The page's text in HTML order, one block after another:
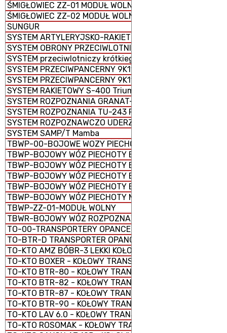
ŚMIGŁOWIEC ZZ-01 MODUŁ WOLNY
ŚMIGŁOWIEC ZZ-02 MODUŁ WOLNY
SUNGUR
SYSTEM ARTYLERYJSKO-RAKIETOWY 2K22 Tunguska
SYSTEM OBRONY PRZECIWLOTNICZEJ M1097 AVENGER
SYSTEM przeciwlotniczy krótkiego zasięgu Crotale NG
SYSTEM PRZECIWPANCERNY 9K115-2 METYS-M
SYSTEM PRZECIWPANCERNY 9K119 REFLEKS
SYSTEM RAKIETOWY S-400 Triumf
SYSTEM ROZPOZNANIA GRANAT-1
SYSTEM ROZPOZNANIA TU-243 REJS-D
SYSTEM ROZPOZNAWCZO UDERZENIOWY ORION
SYSTEM SAMP/T Mamba
TBWP-00-BOJOWE WOZY PIECHOTY
TBWP-BOJOWY WÓZ PIECHOTY BORSUK
TBWP-BOJOWY WÓZ PIECHOTY BWP-1 (BMP-1)
TBWP-BOJOWY WÓZ PIECHOTY BWP-2 (BMP-2)
TBWP-BOJOWY WÓZ PIECHOTY BWP-3 (BMP-3)
TBWP-BOJOWY WÓZ PIECHOTY M2 Bradley
TBWP-ZZ-01-MODUŁ WOLNY
TBWR-BOJOWY WÓZ ROZPOZNAWCZY M3 Bradley
TO-00-TRANSPORTERY OPANCERZONE
TO-BTR-D TRANSPORTER OPANCERZONY GĄSIENICOWY
TO-KTO AMZ BÓBR-3 LEKKI KOŁOWY TRANSPORTER
TO-KTO BOXER - KOŁOWY TRANSPORTER OPANCERZONY
TO-KTO BTR-80 - KOŁOWY TRANSPORTER OPANCERZONY
TO-KTO BTR-82 - KOŁOWY TRANSPORTER OPANCERZONY
TO-KTO BTR-87 - KOŁOWY TRANSPORTER OPANCERZONY
TO-KTO BTR-90 - KOŁOWY TRANSPORTER OPANCERZONY
TO-KTO LAV 6.0 - KOŁOWY TRANSPORTER OPANCERZONY
TO-KTO ROSOMAK - KOŁOWY TRANSPORTER